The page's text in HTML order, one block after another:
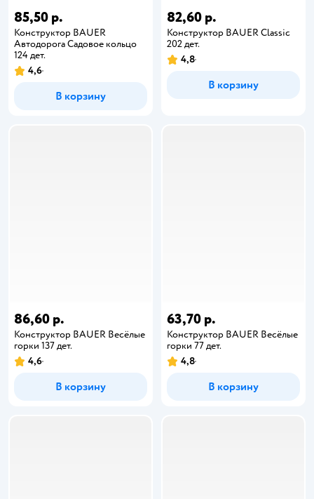
85,50 р.
Конструктор BAUER
Автодорога Садовое кольцо
124 дет.
4,6
В корзину
82,60 р.
Конструктор BAUER Classic
202 дет.
4,8
В корзину
86,60 р.
Конструктор BAUER Весёлые
горки 137 дет.
4,6
В корзину
63,70 р.
Конструктор BAUER Весёлые
горки 77 дет.
4,8
В корзину